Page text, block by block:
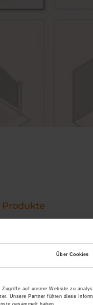
Über Cookies
auf unsere Website zu
Unsere Partner führen diese
gesammelt haben.
und
unter Beweis –
Homepage